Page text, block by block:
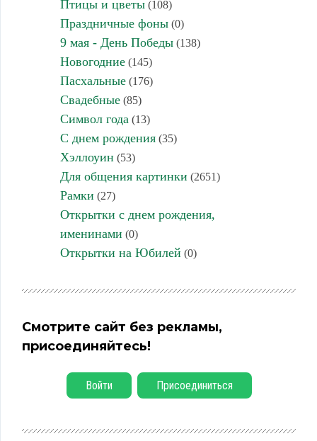
Птицы и цветы(108)
Праздничные фоны(0)
9 мая - День Победы(138)
Новогодние(145)
Пасхальные(176)
Свадебные(85)
Символ года (13)
С днем рождения(35)
Хэллоуин (53)
Для общения картинки (2651)
Рамки (27)
Открытки с днем рождения,
именинами (0)
Открытки на Юбилей (0)
Смотрите сайт без рекламы,
присоединяйтесь!
Войти Присоединиться